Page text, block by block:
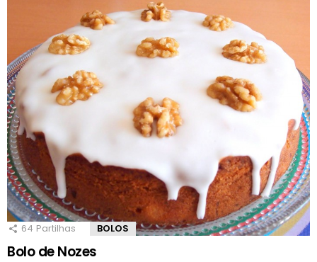
64 Partilhas BOLOS
Bolo de Nozes